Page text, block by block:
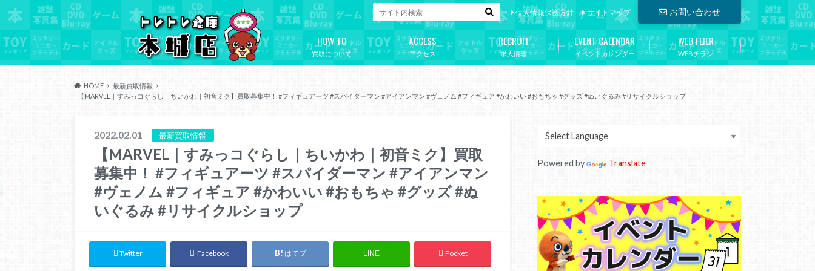
お問い合わせ
個人情報保護方針 サイトマップ
買取について
HOW TO
アクセス
ACCESS
求人情報
RECRUIT
イベントカレンダー
EVENT CALENDAR
WEBチラシ
WEB FLIER
HOME
最新買取情報
【MARVEL｜すみっコぐらし｜ちいかわ｜初音ミク】買取募集中！ #フィギュアーツ #スパイダーマン #アイアンマン #ヴェノム #フィギュア #かわいい #おもちゃ #グッズ #ぬいぐるみ #リサイクルショップ
2022.02.01 最新買取情報
【MARVEL｜すみっコぐらし｜ちいかわ｜初音ミク】買取
募集中！ #フィギュアーツ #スパイダーマン #アイアンマン
#ヴェノム #フィギュア #かわいい #おもちゃ #グッズ #ぬ
いぐるみ #リサイクルショップ
Twitter Facebook はてブ LINE Pocket
Powered by Translate